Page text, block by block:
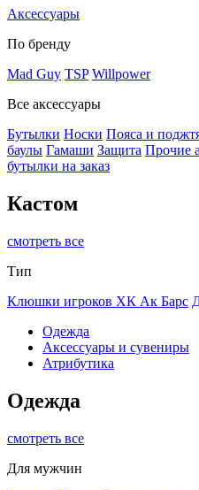
Аксессуары
По бренду
Mad Guy TSP Willpower
Все аксессуары
Бутылки Носки Пояса и
баулы Гамаши Защита Прочие
бутылки на заказ
Кастом
смотреть все
Тип
Клюшки игроков ХК Ак Барс
Одежда
Аксессуары и сувениры
Атрибутика
Одежда
смотреть все
Для мужчин